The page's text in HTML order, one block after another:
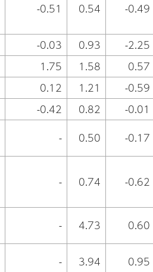
-0.51 0.54 -0.49
-0.03 0.93 -2.25
1.75 1.58 0.57
0.12 1.21 -0.59
-0.42 0.82 -0.01
- 0.50 -0.17
- 0.74 -0.62
- 4.73 0.60
- 3.94 0.95